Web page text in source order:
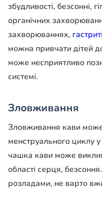
збудливості, безсонні,
органічних
захворюваннях, гастриті
можна привчати дітей
може несприятливо
системі.
Зловживання
Зловживання кави
менструального циклу
чашка кави може
області серця,
розладами, не варто